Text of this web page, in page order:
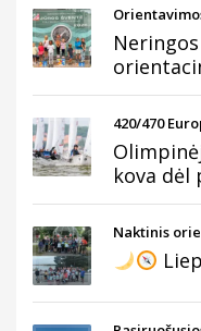
420/470
kova dėl
Naktinis